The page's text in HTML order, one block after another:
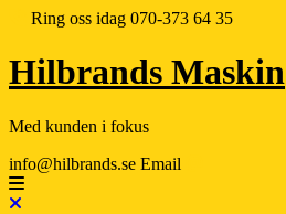
Ring oss idag 070-373 64 35
Hilbrands Maskin
Med kunden i fokus
info@hilbrands.se Email